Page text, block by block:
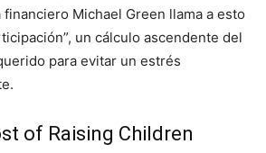
financiero Michael Green llama a esto
un cálculo ascendente del
para evitar un estrés
of Raising Children